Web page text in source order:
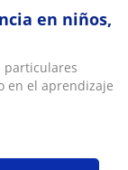
en niños,
particulares
en el aprendizaje